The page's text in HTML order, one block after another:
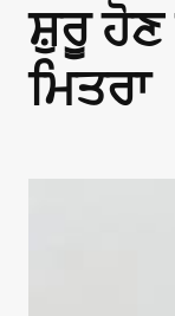
ਸ਼ੁਰੂ ਹੋਣ
ਮਿਤਰਾ